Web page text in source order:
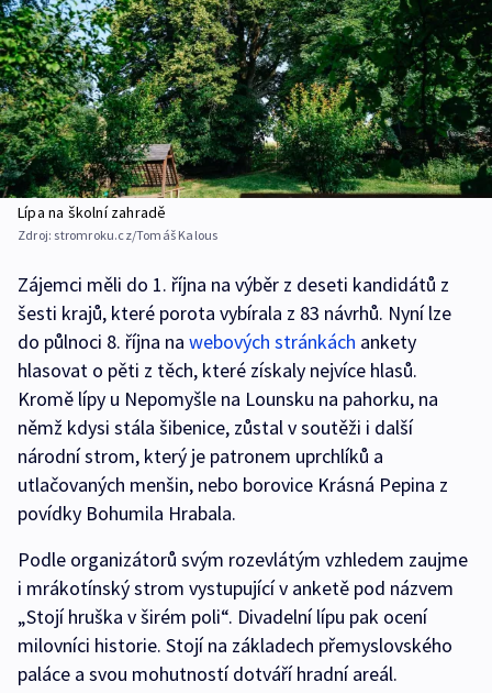
Lípa na školní zahradě
Zdroj: stromroku.cz/Tomáš Kalous
Zájemci měli do 1. října na výběr z deseti kandidátů z
šesti krajů, které porota vybírala z 83 návrhů. Nyní lze
do půlnoci 8. října na webových stránkách ankety
hlasovat o pěti z těch, které získaly nejvíce hlasů.
Kromě lípy u Nepomyšle na Lounsku na pahorku, na
němž kdysi stála šibenice, zůstal v soutěži i další
národní strom, který je patronem uprchlíků a
utlačovaných menšin, nebo borovice Krásná Pepina z
povídky Bohumila Hrabala.
Podle organizátorů svým rozevlátým vzhledem zaujme
i mrákotínský strom vystupující v anketě pod názvem
„Stojí hruška v širém poli“. Divadelní lípu pak ocení
milovníci historie. Stojí na základech přemyslovského
paláce a svou mohutností dotváří hradní areál.